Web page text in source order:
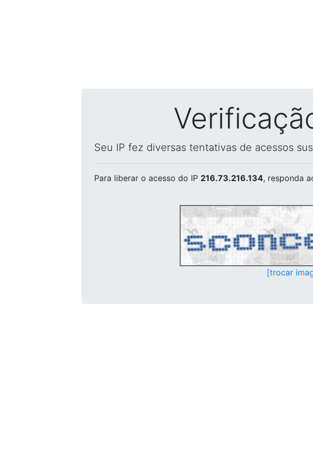
Seu IP fez diversas tentativas de acessos
Para liberar o acesso do IP 216.73.216.134, responda
[trocar